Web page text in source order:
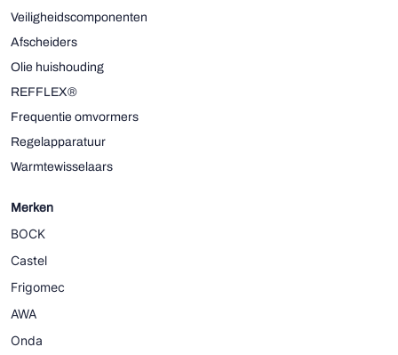
Veiligheidscomponenten
Afscheiders
Olie huishouding
REFFLEX®
Frequentie omvormers
Regelapparatuur
Warmtewisselaars
Merken
BOCK
Castel
Frigomec
AWA
Onda